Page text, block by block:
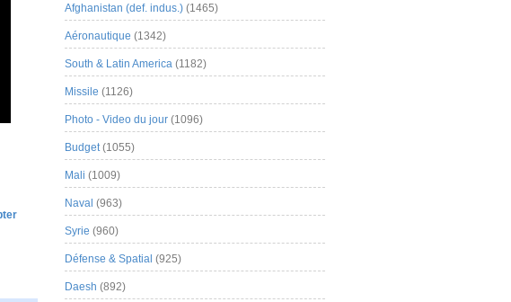
Afghanistan (def. indus.) (1465)
Aéronautique (1342)
South & Latin America (1182)
Missile (1126)
Photo - Video du jour (1096)
Budget(1055)
Mali (1009)
Naval (963)
Syrie (960)
Défense & Spatial (925)
Daesh (892)